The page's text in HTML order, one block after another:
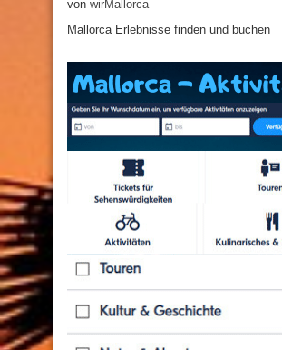
von wirMallorca
Mallorca Erlebnisse finden und buchen